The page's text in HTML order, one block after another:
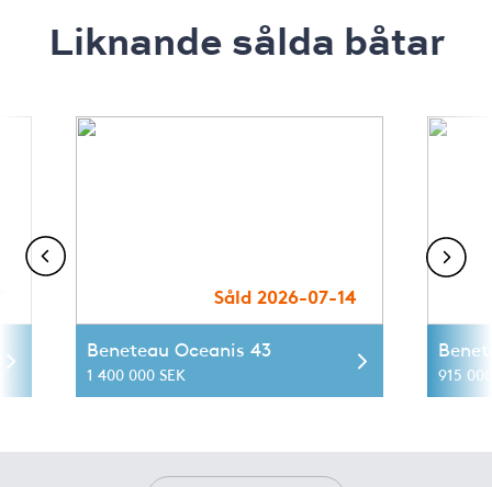
Liknande sålda båtar
Såld 2026-07-14
Beneteau Oceanis 43
1 400 000 SEK 915